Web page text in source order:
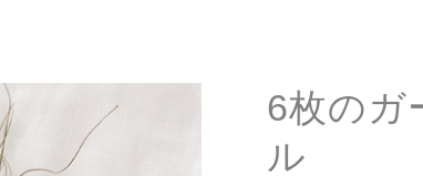
6枚のガ
ル